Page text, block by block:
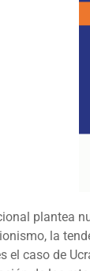
plantea
la
el caso de